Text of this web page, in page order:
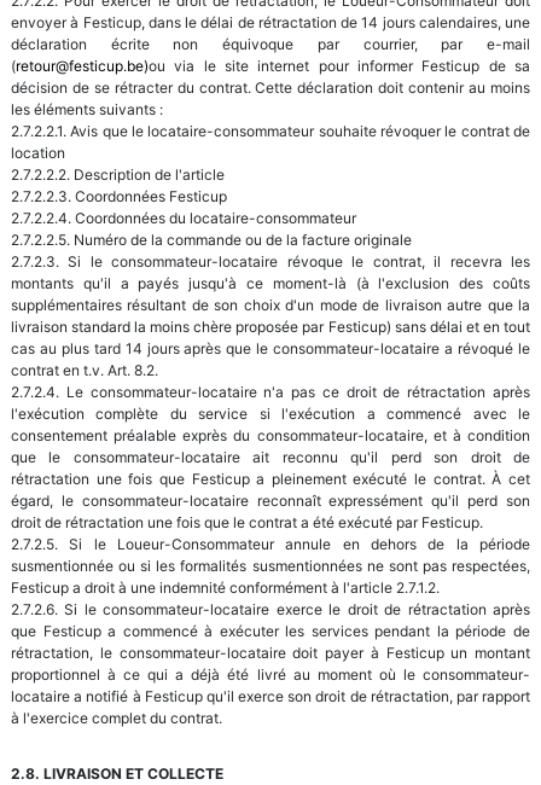
envoyer à Festicup, dans le délai de rétractation de 14 jours calendaires, une
déclaration écrite non équivoque par courrier, par e-mail
(retour@festicup.be)ou via le site internet pour informer Festicup de sa
décision de se rétracter du contrat. Cette déclaration doit contenir au moins
les éléments suivants :
2.7.2.2.1. Avis que le locataire-consommateur souhaite révoquer le contrat de
location
2.7.2.2.2. Description de l'article
2.7.2.2.3. Coordonnées Festicup
2.7.2.2.4. Coordonnées du locataire-consommateur
2.7.2.2.5. Numéro de la commande ou de la facture originale
2.7.2.3. Si le consommateur-locataire révoque le contrat, il recevra les
montants qu'il a payés jusqu'à ce moment-là (à l'exclusion des coûts
supplémentaires résultant de son choix d'un mode de livraison autre que la
livraison standard la moins chère proposée par Festicup) sans délai et en tout
cas au plus tard 14 jours après que le consommateur-locataire a révoqué le
contrat en t.v. Art. 8.2.
2.7.2.4. Le consommateur-locataire n'a pas ce droit de rétractation après
l'exécution complète du service si l'exécution a commencé avec le
consentement préalable exprès du consommateur-locataire, et à condition
que le consommateur-locataire ait reconnu qu'il perd son droit de
rétractation une fois que Festicup a pleinement exécuté le contrat. À cet
égard, le consommateur-locataire reconnaît expressément qu'il perd son
droit de rétractation une fois que le contrat a été exécuté par Festicup.
2.7.2.5. Si le Loueur-Consommateur annule en dehors de la période
susmentionnée ou si les formalités susmentionnées ne sont pas respectées,
Festicup a droit à une indemnité conformément à l'article 2.7.1.2.
2.7.2.6. Si le consommateur-locataire exerce le droit de rétractation après
que Festicup a commencé à exécuter les services pendant la période de
rétractation, le consommateur-locataire doit payer à Festicup un montant
proportionnel à ce qui a déjà été livré au moment où le consommateur-
locataire a notifié à Festicup qu'il exerce son droit de rétractation, par rapport
à l'exercice complet du contrat.
2.8. LIVRAISON ET COLLECTE